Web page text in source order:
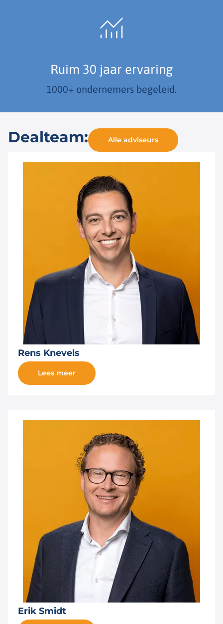
Ruim 30 jaar ervaring
1000+ ondernemers begeleid.
Dealteam: Alle adviseurs
Rens Knevels
Lees meer
Erik Smidt